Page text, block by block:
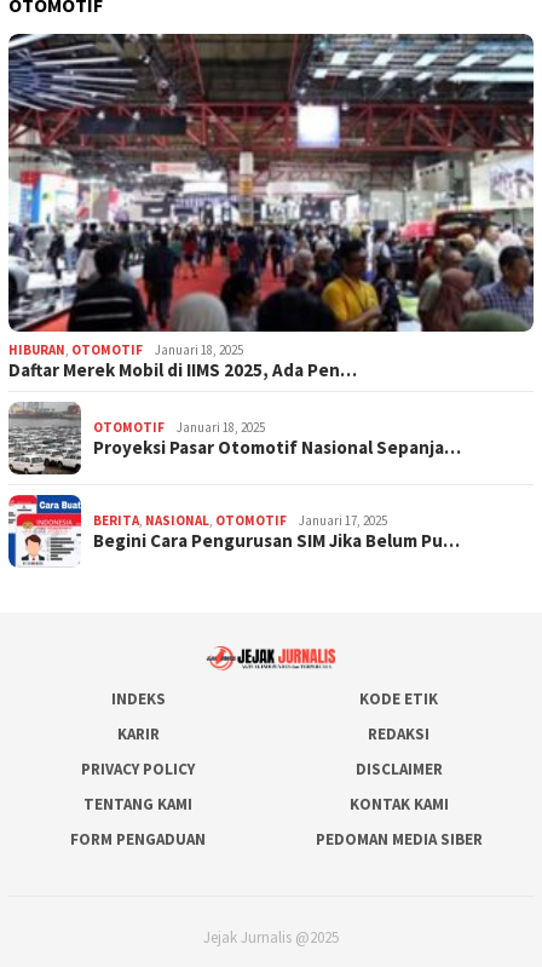
HIBURAN OTOMOTIF Januari 18, 2025
Daftar Merek Mobil di IIMS 2025, Ada Pen…
OTOMOTIF Januari 18, 2025
Proyeksi Pasar Otomotif Nasional Sepanja…
BERITA NASIONAL OTOMOTIF Januari 17, 2025
Begini Cara Pengurusan SIM Jika Belum Pu…
INDEKS
KODE ETIK
KARIR
REDAKSI
PRIVACY POLICY
DISCLAIMER
TENTANG KAMI
KONTAK KAMI
FORM PENGADUAN
PEDOMAN MEDIA SIBER
Jejak Jurnalis @2025